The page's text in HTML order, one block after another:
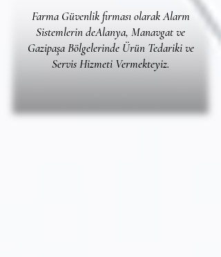
Farma Güvenlik firması olarak Alarm
Sistemlerin deAlanya, Manavgat ve
Gazipaşa Bölgelerinde Ürün Tedariki ve
Servis Hizmeti Vermekteyiz.